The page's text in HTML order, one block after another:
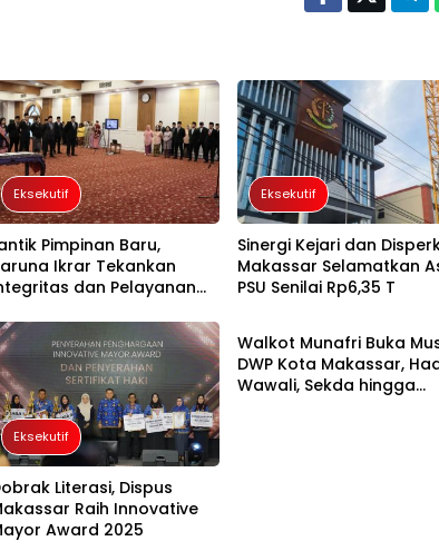
Eksekutif
Pimpinan Baru,
Ikrar Tekankan
dan Pelayanan
Eksekutif
Sinergi Kejari dan
Makassar Selamatkan
PSU Senilai Rp6,35 T
Eksekutif
Literasi, Dispus
Raih Innovative
Award 2025
Eksekutif
Walkot Munafri Buka
DWP Kota Makassar,
Wawali, Sekda hingga